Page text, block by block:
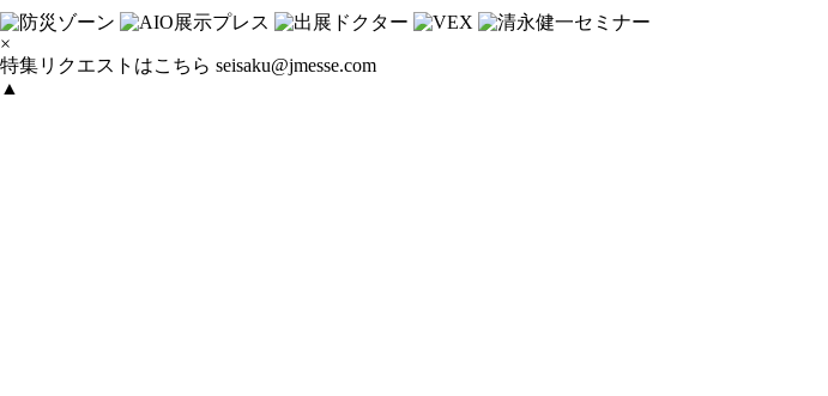
×
特集リクエストはこちら seisaku@jmesse.com
▲